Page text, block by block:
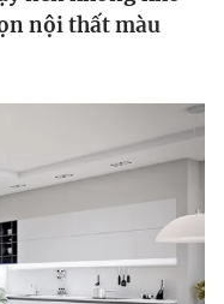
nội thất màu